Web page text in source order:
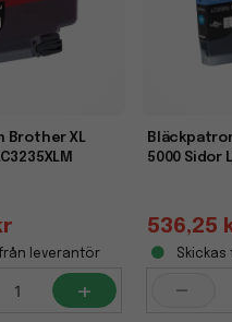
Brother XL
leverantör
+
5000 Sidor
536,25
-